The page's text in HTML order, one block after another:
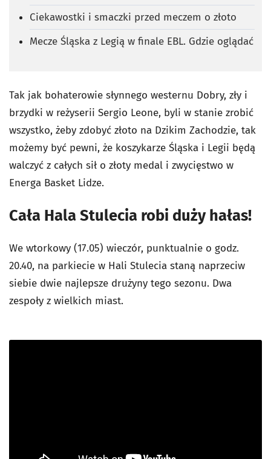
Ciekawostki i smaczki przed meczem o złoto
Mecze Śląska z Legią w finale EBL. Gdzie oglądać
Tak jak bohaterowie słynnego westernu Dobry, zły i
brzydki w reżyserii Sergio Leone, byli w stanie zrobić
wszystko, żeby zdobyć złoto na Dzikim Zachodzie, tak
możemy być pewni, że koszykarze Śląska i Legii będą
walczyć z całych sił o złoty medal i zwycięstwo w
Energa Basket Lidze.
Cała Hala Stulecia robi duży hałas!
We wtorkowy (17.05) wieczór, punktualnie o godz.
20.40, na parkiecie w Hali Stulecia staną naprzeciw
siebie dwie najlepsze drużyny tego sezonu. Dwa
zespoły z wielkich miast.